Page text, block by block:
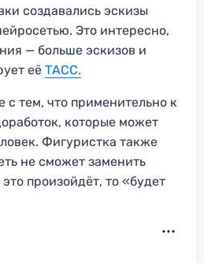
создавались эскизы
Это интересно,
— больше эскизов и
её ТАСС.
с тем, что применительно к
которые может
Фигуристка также
не сможет заменить
произойдёт, то «будет